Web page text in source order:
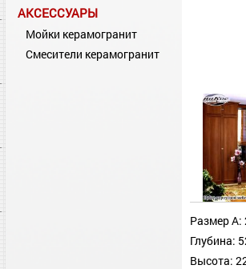
АКСЕССУАРЫ
Мойки керамогранит
Смесители керамогранит
Размер
Глубина:
Высота: